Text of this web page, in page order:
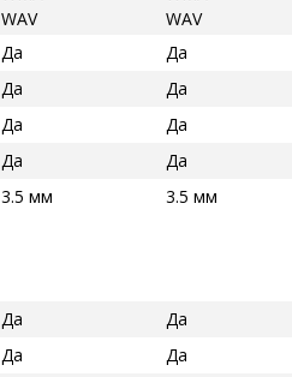
WAV
WAV
Да
Да
Да
Да
Да
Да
Да
Да
3.5 мм 3.5 мм
Да
Да
Да
Да